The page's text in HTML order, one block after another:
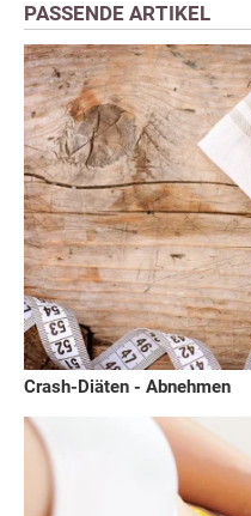
PASSENDE ARTIKEL
Crash-Diäten - Abnehmen